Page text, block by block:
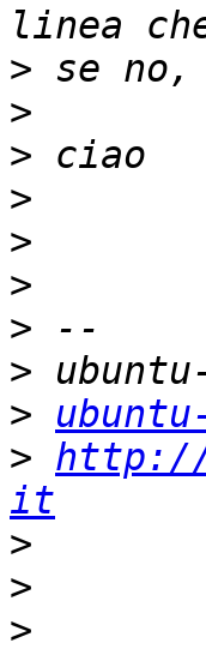
>
>
>
>
>
>
>
>
>
> http://
it
>
>
>